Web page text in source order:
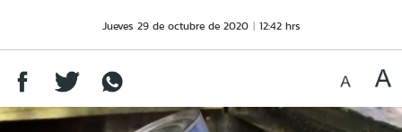
Jueves 29 de octubre de 2020 12:42 hrs